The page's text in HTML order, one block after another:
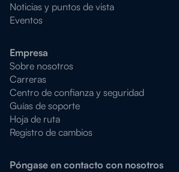
Noticias y puntos de vista
Eventos
Empresa
Sobre nosotros
Carreras
Centro de confianza y seguridad
Guías de soporte
Hoja de ruta
Registro de cambios
Póngase en contacto con nosotros